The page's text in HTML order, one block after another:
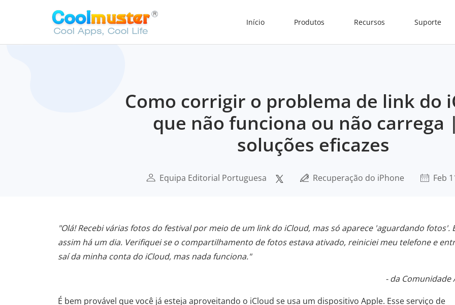
Início Produtos Recursos Suporte
Como corrigir o problema de link do
que não funciona ou não carrega
soluções eficazes
Equipa Editorial Portuguesa Recuperação do iPhone Feb
"Olá! Recebi várias fotos do festival por meio de um link do iCloud, mas só aparece 'aguardando fotos'.
assim há um dia. Verifiquei se o compartilhamento de fotos estava ativado, reiniciei meu telefone e
saí da minha conta do iCloud, mas nada funciona."
- da Comunidade
É bem provável que você já esteja aproveitando o iCloud se usa um dispositivo Apple. Esse serviço de